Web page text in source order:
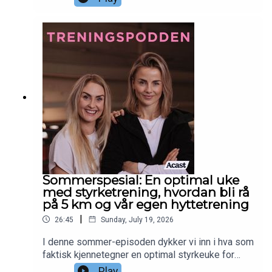
morgenyoga i sommerferien og hva som gir mest
protein er rundt styrketrening.Sjekk ut
Siljethorstensen.no for å lære mer om Siljes
tjenester, yogakurs og treningsmuligheter. Sjekk
ut Piaseeberg.no for å sjekke ut Pias tjenester,
kurs og treningsmuligheter
Sommerspesial: En optimal uke
med styrketrening, hvordan bli rå
på 5 km og vår egen hyttetrening
26:45 | Sunday, July 19, 2026
I denne sommer-episoden dykker vi inn i hva som
faktisk kjennetegner en optimal styrkeuke for
muskelvekst, og hva slags intervaller du bør